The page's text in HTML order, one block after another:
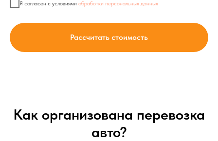
Я согласен с условиями обработки персональных данных
Рассчитать стоимость
Как организована перевозка
авто?